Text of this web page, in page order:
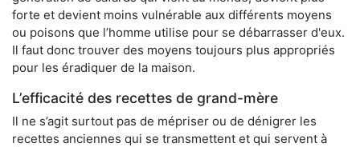
forte et devient moins vulnérable aux différents moyens
ou poisons que l’homme utilise pour se débarrasser d'eux.
Il faut donc trouver des moyens toujours plus appropriés
pour les éradiquer de la maison.
L’efficacité des recettes de grand-mère
Il ne s’agit surtout pas de mépriser ou de dénigrer les
recettes anciennes qui se transmettent et qui servent à